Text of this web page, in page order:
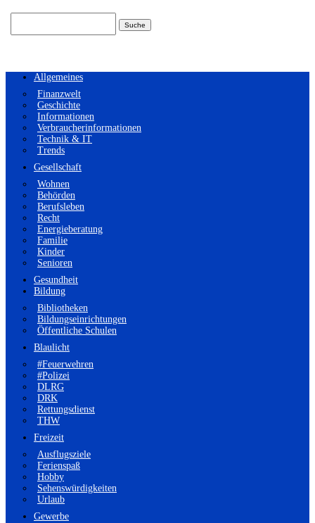
Allgemeines
Finanzwelt
Geschichte
Informationen
Verbraucherinformationen
Technik & IT
Trends
Gesellschaft
Wohnen
Behörden
Berufsleben
Recht
Energieberatung
Familie
Kinder
Senioren
Gesundheit
Bildung
Bibliotheken
Bildungseinrichtungen
Öffentliche Schulen
Blaulicht
#Feuerwehren
#Polizei
DLRG
DRK
Rettungsdienst
THW
Freizeit
Ausflugsziele
Ferienspaß
Hobby
Sehenswürdigkeiten
Urlaub
Gewerbe